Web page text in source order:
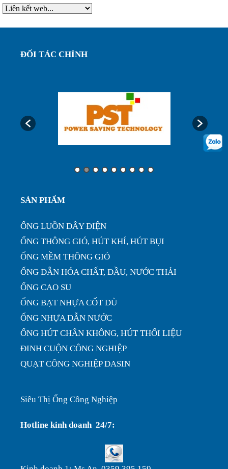
phi32...
Ưu điểm của ống nhựa xếp định hình phi 200...
nhà xưở...
ĐỐI TÁC CHÍNH
SẢN PHẨM
ỐNG LUỒN DÂY ĐIỆN
ỐNG THÔNG GIÓ, HÚT KHÍ, HÚT BỤI
ỐNG MỀM THÔNG GIÓ
ỐNG DẪN HÓA CHẤT, DẦU, NƯỚC THẢI
ỐNG CAO SU
ỐNG BẠT NHỰA CỐT DÙ
ỐNG NHỰA DẪN NƯỚC
ỐNG HÚT CHÂN KHÔNG, HÚT THỔI LIỆU
ĐINH CUỘN CÔNG NGHIỆP
QUẠT CÔNG NGHIỆP DASIN
Siêu Thị Ống Công Nghiệp
Hotline kinh doanh 24/7: